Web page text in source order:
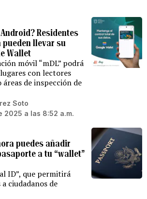
Residentes
pueden llevar su
Wallet
móvil “mDL” podrá
con lectores
de inspección de
Soto
2025 a las 8:52 a.m.
puedes añadir
a tu “wallet”
ID”, que permitirá
ciudadanos de